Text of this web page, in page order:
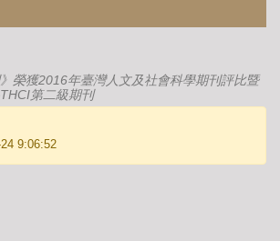
榮獲2016年臺灣人文及社會科學期刊評比暨
第二級期刊
9:06:52